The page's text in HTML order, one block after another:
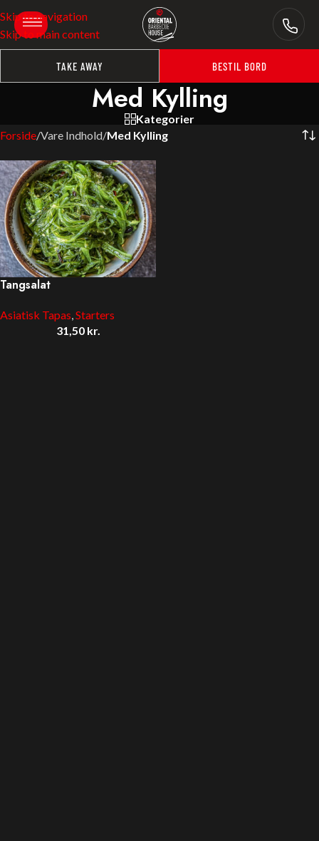
Skip to navigation
Skip to main content
TAKE AWAY BESTIL BORD
Med Kylling
Kategorier
Forside/Vare Indhold/Med Kylling
Tangsalat
Asiatisk Tapas,Starters
31,50 kr.